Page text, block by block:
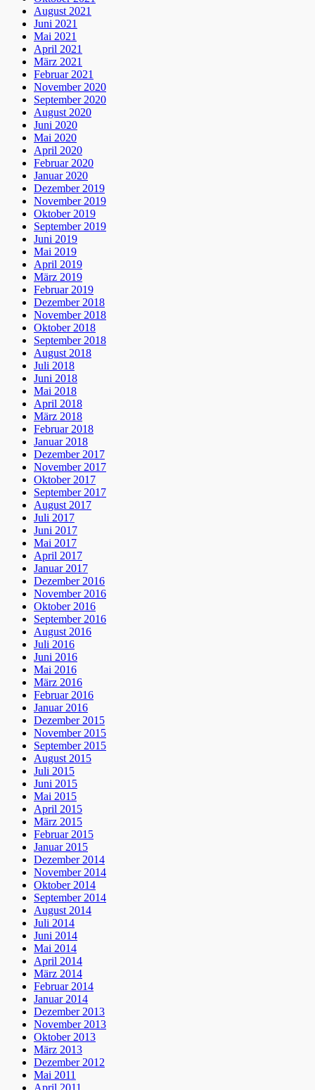
August 2021
Juni 2021
Mai 2021
April 2021
März 2021
Februar 2021
November 2020
September 2020
August 2020
Juni 2020
Mai 2020
April 2020
Februar 2020
Januar 2020
Dezember 2019
November 2019
Oktober 2019
September 2019
Juni 2019
Mai 2019
April 2019
März 2019
Februar 2019
Dezember 2018
November 2018
Oktober 2018
September 2018
August 2018
Juli 2018
Juni 2018
Mai 2018
April 2018
März 2018
Februar 2018
Januar 2018
Dezember 2017
November 2017
Oktober 2017
September 2017
August 2017
Juli 2017
Juni 2017
Mai 2017
April 2017
Januar 2017
Dezember 2016
November 2016
Oktober 2016
September 2016
August 2016
Juli 2016
Juni 2016
Mai 2016
März 2016
Februar 2016
Januar 2016
Dezember 2015
November 2015
September 2015
August 2015
Juli 2015
Juni 2015
Mai 2015
April 2015
März 2015
Februar 2015
Januar 2015
Dezember 2014
November 2014
Oktober 2014
September 2014
August 2014
Juli 2014
Juni 2014
Mai 2014
April 2014
März 2014
Februar 2014
Januar 2014
Dezember 2013
November 2013
Oktober 2013
März 2013
Dezember 2012
Mai 2011